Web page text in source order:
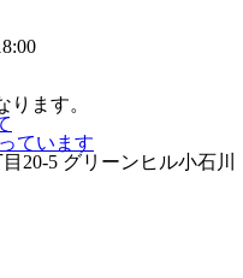
ります。
20-5 グリーンヒル小石川